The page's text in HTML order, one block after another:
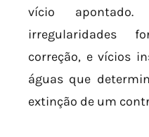
vício
irregularidades
correção, e vícios
águas que
extinção de um